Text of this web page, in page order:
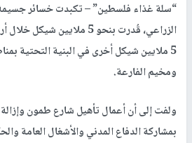
“سلة غذاء فلسطين” – تكبدت خسائر
الزراعي، قُدرت بنحو 5 ملايين
5 ملايين شيكل أخرى في البنية التحتية
ومخيم الفارعة.
ولفت إلى أن أعمال تأهيل شارع طمون
بمشاركة الدفاع المدني والأشغال العامة